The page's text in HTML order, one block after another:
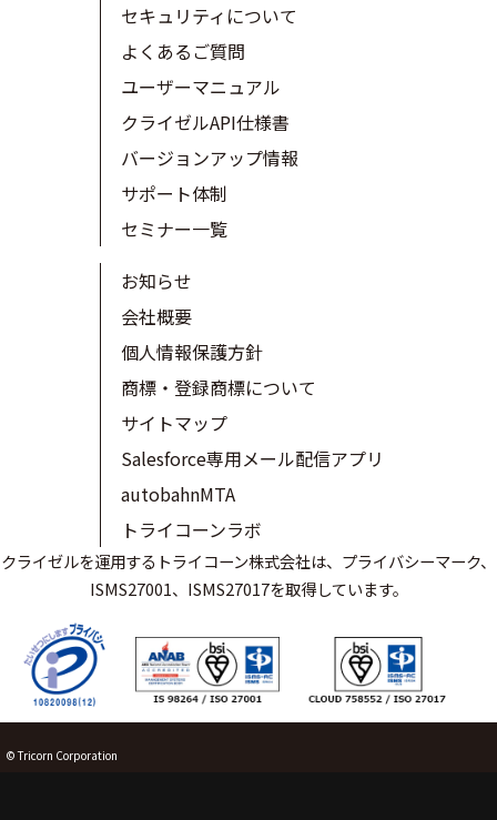
セキュリティについて
よくあるご質問
ユーザーマニュアル
クライゼルAPI仕様書
バージョンアップ情報
サポート体制
セミナー一覧
お知らせ
会社概要
個人情報保護方針
商標・登録商標について
サイトマップ
Salesforce専用メール配信アプリ
autobahnMTA
トライコーンラボ
クライゼルを運用するトライコーン株式会社は、プライバシーマーク、
ISMS27001、ISMS27017を取得しています。
© Tricorn Corporation